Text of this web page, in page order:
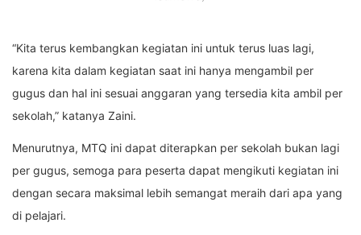
“Kita terus kembangkan kegiatan ini untuk terus luas lagi,
karena kita dalam kegiatan saat ini hanya mengambil per
gugus dan hal ini sesuai anggaran yang tersedia kita ambil per
sekolah,” katanya Zaini.
Menurutnya, MTQ ini dapat diterapkan per sekolah bukan lagi
per gugus, semoga para peserta dapat mengikuti kegiatan ini
dengan secara maksimal lebih semangat meraih dari apa yang
di pelajari.